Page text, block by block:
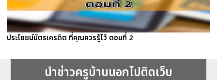
ประโยชน์บัตรเครดิต ที่คุณควรรู้ไว้ ตอนที่ 2
นำข่าวครูบ้านนอกไปติดเว็บ